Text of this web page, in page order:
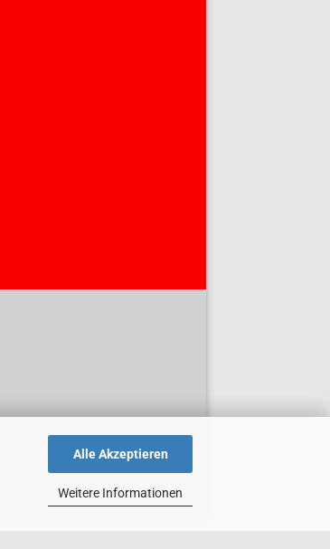
Alle Akzeptieren
Weitere Informationen